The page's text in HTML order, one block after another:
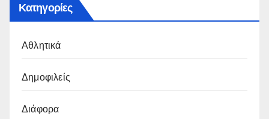
Κατηγορίες
Αθλητικά
Δημοφιλείς
Διάφορα